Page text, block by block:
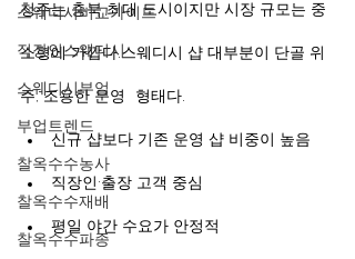
스웨디시비교가이드
직장인스웨디시
스웨디시부업
부업트렌드
찰옥수수농사
찰옥수수재배
찰옥수수파종
청주는 충북 최대 도시이지만 시장 규모는 중
소형에 가깝다.스웨디시 샵 대부분이 단골 위
주, 조용한 운영 형태다.
신규 샵보다 기존 운영 샵 비중이 높음
직장인·출장 고객 중심
평일 야간 수요가 안정적